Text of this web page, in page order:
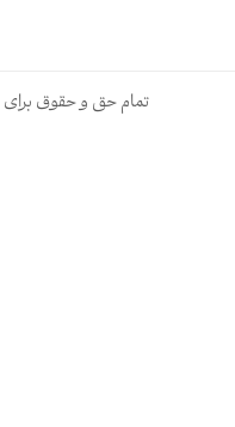
تمام حق و حقوق برای سایت